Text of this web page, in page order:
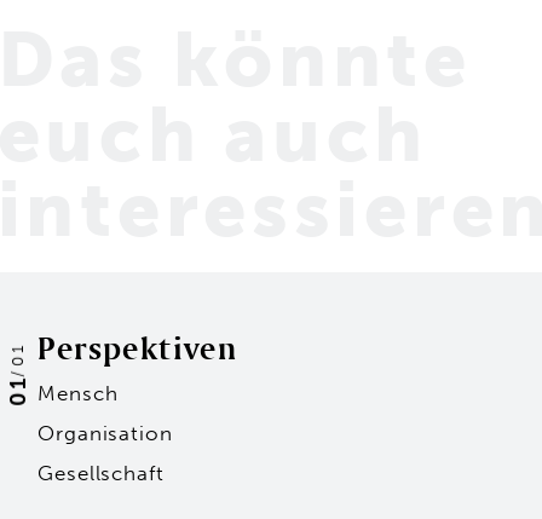
01
/
01 Perspektiven
Mensch
Organisation
Gesellschaft